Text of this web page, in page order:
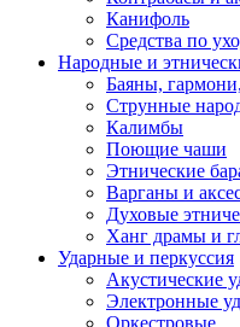
Канифоль
Средства по
Народные и
Баяны,
Струнные
Калимбы
Поющие чаши
Этнические
Варганы и
Духовые
Ханг драмы и
Ударные и перкуссия
Акустические
Электронные
Оркестровые